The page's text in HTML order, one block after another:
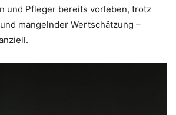
und Pfleger bereits vorleben, trotz
mangelnder Wertschätzung –